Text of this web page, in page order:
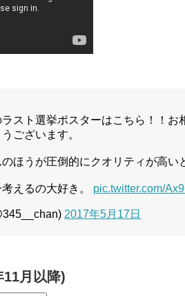
スト選挙ポスターはこちら！！お
ございます。
のほうが圧倒的にクオリティが高い
えるの大好き。 pic.twitter.com/
2017年5月17日
11月以降)